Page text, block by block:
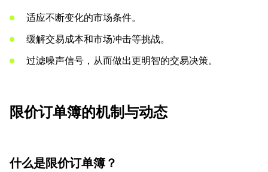
适应不断变化的市场条件。
缓解交易成本和市场冲击等挑战。
过滤噪声信号，从而做出更明智的交易决策。
限价订单簿的机制与动态
什么是限价订单簿？